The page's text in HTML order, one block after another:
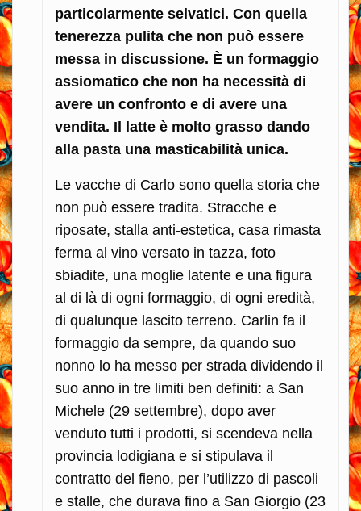
particolarmente selvatici. Con quella
tenerezza pulita che non può essere
messa in discussione. È un formaggio
assiomatico che non ha necessità di
avere un confronto e di avere una
vendita. Il latte è molto grasso dando
alla pasta una masticabilità unica.
Le vacche di Carlo sono quella storia che
non può essere tradita. Stracche e
riposate, stalla anti-estetica, casa rimasta
ferma al vino versato in tazza, foto
sbiadite, una moglie latente e una figura
al di là di ogni formaggio, di ogni eredità,
di qualunque lascito terreno. Carlin fa il
formaggio da sempre, da quando suo
nonno lo ha messo per strada dividendo il
suo anno in tre limiti ben definiti: a San
Michele (29 settembre), dopo aver
venduto tutti i prodotti, si scendeva nella
provincia lodigiana e si stipulava il
contratto del fieno, per l’utilizzo di pascoli
e stalle, che durava fino a San Giorgio (23